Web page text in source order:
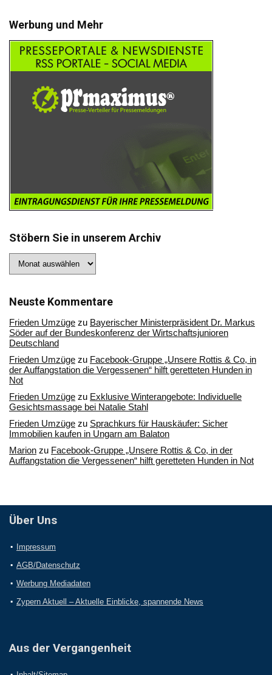
Werbung und Mehr
Stöbern Sie in unserem Archiv
Sie
Archiv
Neuste Kommentare
Frieden Umzüge zu Bayerischer Ministerpräsident Dr. Markus
Söder auf der Bundeskonferenz der Wirtschaftsjunioren
Deutschland
Frieden Umzüge zu Facebook-Gruppe „Unsere Rottis & Co, in
der Auffangstation die Vergessenen“ hilft geretteten Hunden in
Not
Frieden Umzüge zu Exklusive Winterangebote: Individuelle
Gesichtsmassage bei Natalie Stahl
Frieden Umzüge zu Sprachkurs für Hauskäufer: Sicher
Immobilien kaufen in Ungarn am Balaton
Marion zu Facebook-Gruppe „Unsere Rottis & Co, in der
Auffangstation die Vergessenen“ hilft geretteten Hunden in Not
Über Uns
Impressum
AGB/Datenschutz
Werbung Mediadaten
Zypern Aktuell – Aktuelle Einblicke, spannende News
Aus der Vergangenheit